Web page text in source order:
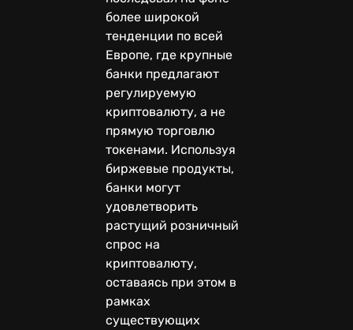
более широкой
тенденции по всей
Европе, где крупные
банки предлагают
регулируемую
криптовалюту, а не
прямую торговлю
токенами. Используя
биржевые продукты,
банки могут
удовлетворить
растущий розничный
спрос на
криптовалюту,
оставаясь при этом в
рамках
существующих